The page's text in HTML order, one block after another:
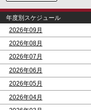
年度別スケジュール
2026年09月
2026年08月
2026年07月
2026年06月
2026年05月
2026年04月